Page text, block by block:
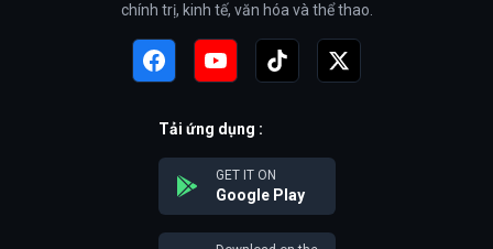
chính trị, kinh tế, văn hóa và thể thao.
Tải ứng dụng :
GET IT ON
Google Play